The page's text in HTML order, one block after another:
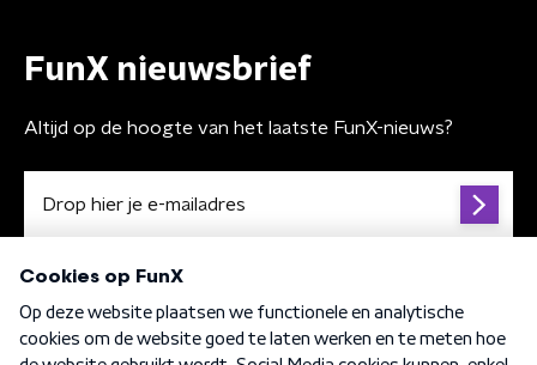
FunX nieuwsbrief
Altijd op de hoogte van het laatste FunX-nieuws?